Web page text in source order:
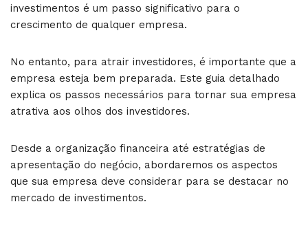
investimentos é um passo significativo para o
crescimento de qualquer empresa.
No entanto, para atrair investidores, é importante que a
empresa esteja bem preparada. Este guia detalhado
explica os passos necessários para tornar sua empresa
atrativa aos olhos dos investidores.
Desde a organização financeira até estratégias de
apresentação do negócio, abordaremos os aspectos
que sua empresa deve considerar para se destacar no
mercado de investimentos.